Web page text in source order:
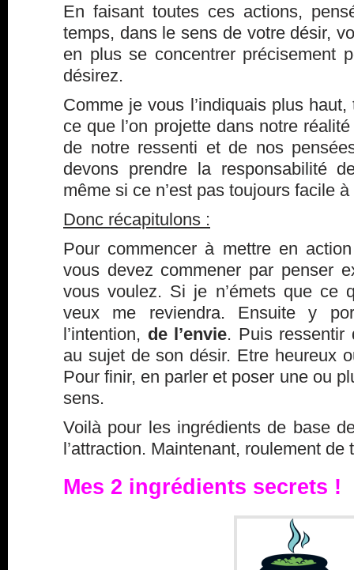
En faisant toutes ces actions,
temps, dans le sens de votre désir,
en plus se concentrer précisement
désirez.
Comme je vous l’indiquais plus
ce que l’on projette dans notre
de notre ressenti et de nos
devons prendre la responsabilité
même si ce n’est pas toujours facile
Donc récapitulons :
Pour commencer à mettre en
vous devez commener par penser
vous voulez. Si je n’émets que ce
veux me reviendra. Ensuite y
l’intention, de l’envie. Puis ressentir
au sujet de son désir. Etre heureux
Pour finir, en parler et poser une ou
sens.
Voilà pour les ingrédients de base
l’attraction. Maintenant, roulement
Mes 2 ingrédients secrets !